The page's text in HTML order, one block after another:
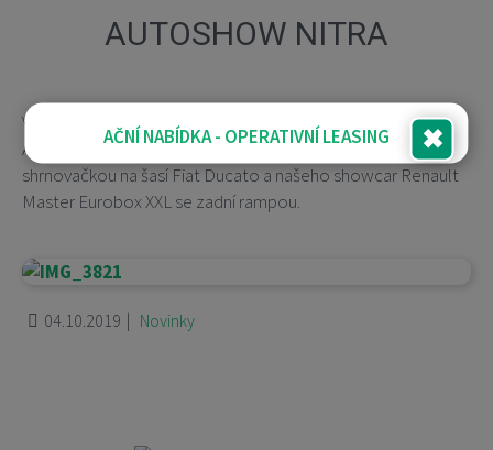
AUTOSHOW NITRA
Ve dnech 3.-6.10.2019 vystavujeme na autosalónu
AUTOSHOW Nitra. Zveme Vás k prezentaci valníku se
shrnovačkou na šasí Fiat Ducato a našeho showcar Renault
Master Eurobox XXL se zadní rampou.
04.10.2019 | Novinky
AČNÍ NABÍDKA - OPERATIVNÍ LEASING ✖